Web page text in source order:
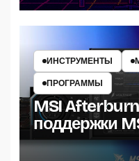
ИНСТРУМЕНТЫ
ПРОГРАММЫ
MSI
поддержки